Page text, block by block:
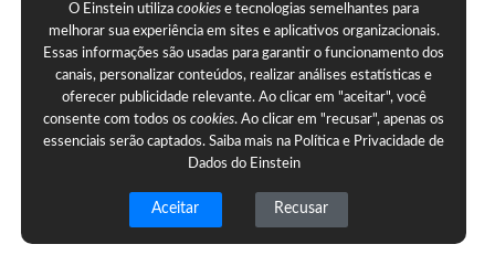
O Einstein utilizacookies e tecnologias semelhantes para
melhorar sua experiência em sites e aplicativos organizacionais.
Essas informações são usadas para garantir o funcionamento dos
canais, personalizar conteúdos, realizar análises estatísticas e
oferecer publicidade relevante. Ao clicar em "aceitar", você
consente com todos oscookies. Ao clicar em "recusar", apenas os
essenciais serão captados. Saiba mais na Política e Privacidade de
Dados do Einstein
Aceitar Recusar